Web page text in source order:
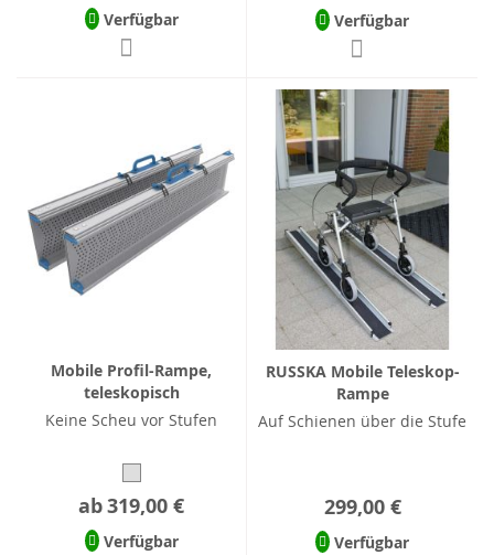
Verfügbar Verfügbar
Mobile Profil-Rampe,
teleskopisch
Keine Scheu vor Stufen
ab319,00 €
Verfügbar
RUSSKA Mobile Teleskop-
Rampe
Auf Schienen über die Stufe
299,00 €
Verfügbar